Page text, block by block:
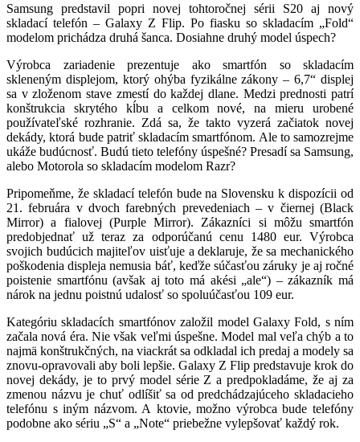
Samsung predstavil popri novej tohtoročnej sérii S20 aj nový
skladací telefón – Galaxy Z Flip. Po fiasku so skladacím „Fold“
modelom prichádza druhá šanca. Dosiahne druhý model úspech?
Výrobca zariadenie prezentuje ako smartfón so skladacím
skleneným displejom, ktorý ohýba fyzikálne zákony – 6,7“ displej
sa v zloženom stave zmestí do každej dlane. Medzi prednosti patrí
konštrukcia skrytého kĺbu a celkom nové, na mieru urobené
používateľské rozhranie. Zdá sa, že takto vyzerá začiatok novej
dekády, ktorá bude patriť skladacím smartfónom. Ale to samozrejme
ukáže budúcnosť. Budú tieto telefóny úspešné? Presadí sa Samsung,
alebo Motorola so skladacím modelom Razr?
Pripomeňme, že skladací telefón bude na Slovensku k dispozícii od
21. februára v dvoch farebných prevedeniach – v čiernej (Black
Mirror) a fialovej (Purple Mirror). Zákazníci si môžu smartfón
predobjednať už teraz za odporúčanú cenu 1480 eur. Výrobca
svojich budúcich majiteľov uisťuje a deklaruje, že sa mechanického
poškodenia displeja nemusia báť, keďže súčasťou záruky je aj ročné
poistenie smartfónu (avšak aj toto má akési „ale“) – zákazník má
nárok na jednu poistnú udalosť so spoluúčasťou 109 eur.
Kategóriu skladacích smartfónov založil model Galaxy Fold, s ním
začala nová éra. Nie však veľmi úspešne. Model mal veľa chýb a to
najmä konštrukčných, na viackrát sa odkladal ich predaj a modely sa
znovu-opravovali aby boli lepšie. Galaxy Z Flip predstavuje krok do
novej dekády, je to prvý model série Z a predpokladáme, že aj za
zmenou názvu je chuť odlíšiť sa od predchádzajúceho skladacieho
telefónu s iným názvom. A ktovie, možno výrobca bude telefóny
podobne ako sériu „S“ a „Note“ priebežne vylepšovať každý rok.